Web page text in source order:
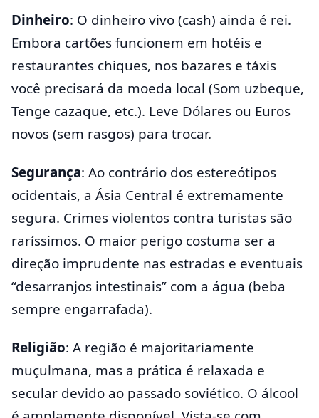
Dinheiro: O dinheiro vivo (cash) ainda é rei.
Embora cartões funcionem em hotéis e
restaurantes chiques, nos bazares e táxis
você precisará da moeda local (Som uzbeque,
Tenge cazaque, etc.). Leve Dólares ou Euros
novos (sem rasgos) para trocar.
Segurança: Ao contrário dos estereótipos
ocidentais, a Ásia Central é extremamente
segura. Crimes violentos contra turistas são
raríssimos. O maior perigo costuma ser a
direção imprudente nas estradas e eventuais
“desarranjos intestinais” com a água (beba
sempre engarrafada).
Religião: A região é majoritariamente
muçulmana, mas a prática é relaxada e
secular devido ao passado soviético. O álcool